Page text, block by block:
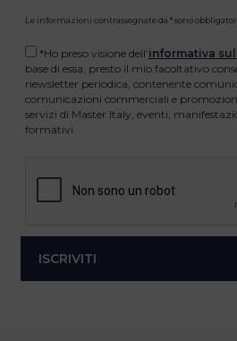
Le informazioni contrassegnate da * sono
*Ho preso visione dell’informativa
base di essa, presto il mio facoltativo
newsletter periodica, contenente
comunicazioni commerciali e
servizi di Master Italy, eventi,
formativi.